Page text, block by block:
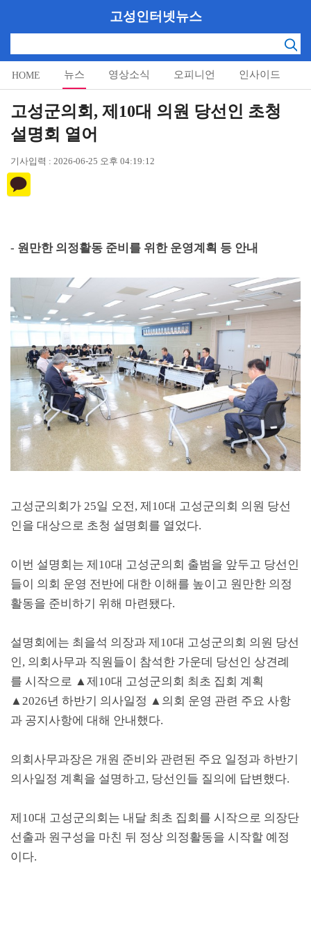
고성인터넷뉴스
HOME 뉴스 영상소식 오피니언 인사이드
알림마당
고성군의회, 제10대 의원 당선인 초청
설명회 열어
기사입력 : 2026-06-25 오후 04:19:12
- 원만한 의정활동 준비를 위한 운영계획 등 안내
고성군의회가 25일 오전, 제 10대 고성군의회 의원 당선
인을 대상으로 초청 설명회를 열었다.
이번 설명회는 제 10대 고성군의회 출범을 앞두고 당선인
들이 의회 운영 전반에 대한 이해를 높이고 원만한 의정
활동을 준비하기 위해 마련됐다.
설명회에는 최을석 의장과 제 10대 고성군의회 의원 당선
인, 의회사무과 직원들이 참석한 가운데 당선인 상견례
를 시작으로 ▲제 10대 고성군의회 최초 집회 계획
▲2026년 하반기 의사일정 ▲ 의회 운영 관련 주요 사항
과 공지사항에 대해 안내했다.
의회사무과장은 개원 준비와 관련된 주요 일정과 하반기
의사일정 계획을 설명하고, 당선인들 질의에 답변했다.
제 10대 고성군의회는 내달 최초 집회를 시작으로 의장단
선출과 원구성을 마친 뒤 정상 의정활동을 시작할 예정
이다.